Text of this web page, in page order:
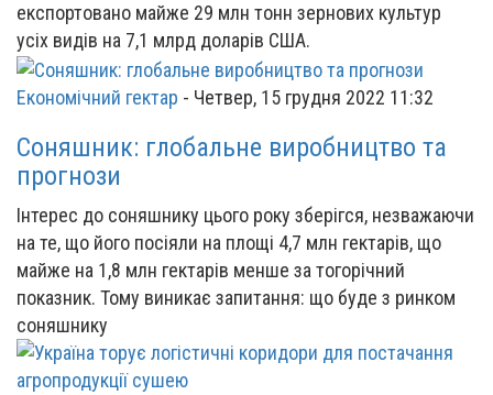
експортовано майже 29 млн тонн зернових культур
усіх видів на 7,1 млрд доларів США.
Економічний гектар - Четвер, 15 грудня 2022 11:32
Соняшник: глобальне виробництво та
прогнози
Інтерес до соняшнику цього року зберігся, незважаючи
на те, що його посіяли на площі 4,7 млн гектарів, що
майже на 1,8 млн гектарів менше за тогорічний
показник. Тому виникає запитання: що буде з ринком
соняшнику